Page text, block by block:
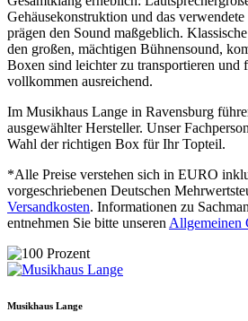
Gehäusekonstruktion und das verwendete
prägen den Sound maßgeblich.
den großen, mächtigen Bühnensound,
Boxen sind leichter zu transportieren und
vollkommen ausreichend.
Im Musikhaus Lange in Ravensburg
ausgewählter Hersteller. Unser
Wahl der richtigen Box für Ihr Topteil.
*Alle Preise verstehen sich in EURO
vorgeschriebenen Deutschen
Versandkosten. Informationen zu
entnehmen Sie bitte unserenAllgemeinen
Musikhaus Lange